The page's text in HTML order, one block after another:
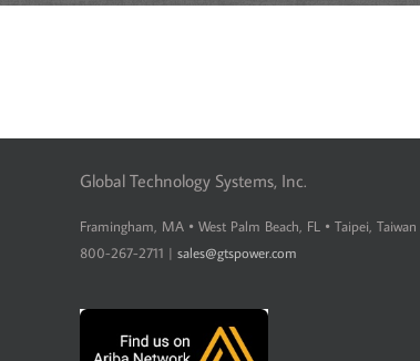
Global Technology Systems, Inc.
Framingham, MA • West Palm Beach, FL • Taipei, Taiwan
800-267-2711 | sales@gtspower.com